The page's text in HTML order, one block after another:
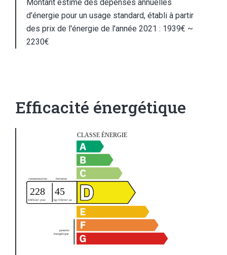
Montant estimé des dépenses annuelles
d'énergie pour un usage standard, établi à partir
des prix de l'énergie de l'année 2021 : 1939€ ~
2230€
Efficacité énergétique